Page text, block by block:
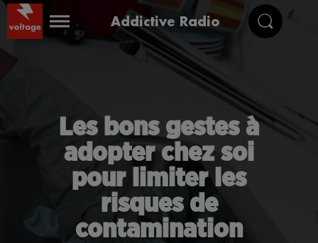
Addictive Radio
Les bons gestes à
adopter chez soi
pour limiter les
risques de
contamination